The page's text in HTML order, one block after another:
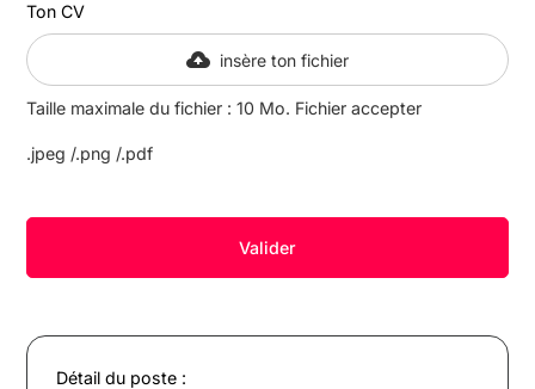
Détail du poste :
Ton CV
insère ton fichier
Taille maximale du fichier : 10 Mo. Fichier accepter
.jpeg /.png /.pdf